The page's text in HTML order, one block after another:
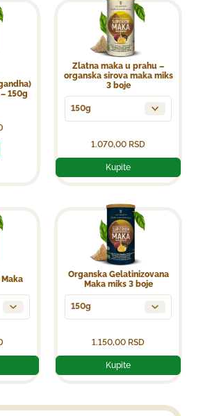
150g
Zlatna maka u prahu –
organska sirova maka miks
3 boje
150g
1.070,00 RSD
Kupite
Organska Gelatinizovana
Maka miks 3 boje
150g
1.150,00 RSD
Kupite